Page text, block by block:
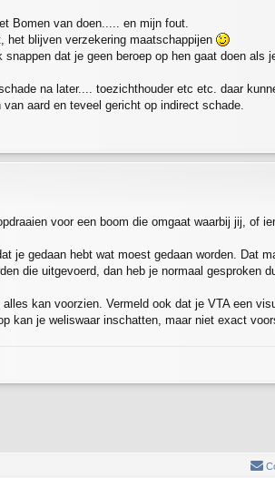
Bomen van doen..... en mijn fout.
het blijven verzekering maatschappijen
dat je geen beroep op hen gaat doen als
na later.... toezichthouder etc etc. daar
aard en teveel gericht op indirect schade.
voor een boom die omgaat waarbij jij, of
je gedaan hebt wat moest gedaan worden. Dat
die uitgevoerd, dan heb je normaal gesproken
kan voorzien. Vermeld ook dat je VTA een
kan je weliswaar inschatten, maar niet exact